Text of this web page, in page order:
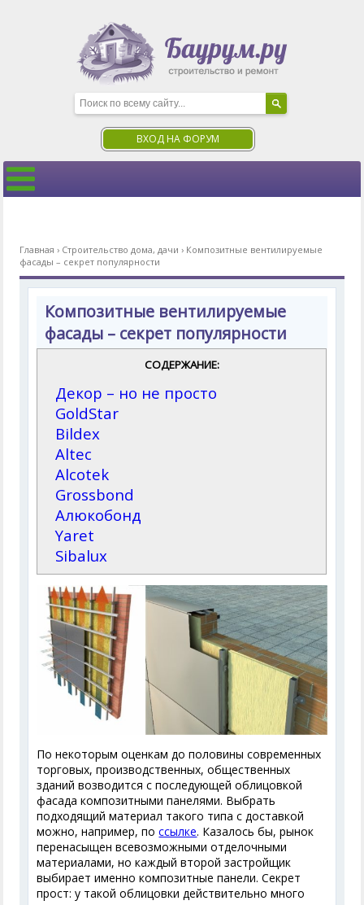
ВХОД НА ФОРУМ
Главная › Строительство дома, дачи › Композитные вентилируемые
фасады – секрет популярности
Композитные вентилируемые
фасады – секрет популярности
СОДЕРЖАНИЕ:
Декор – но не просто
GoldStar
Bildex
Altec
Alcotek
Grossbond
Алюкобонд
Yaret
Sibalux
По некоторым оценкам до половины современных
торговых, производственных, общественных
зданий возводится с последующей облицовкой
фасада композитными панелями. Выбрать
подходящий материал такого типа с доставкой
можно, например, поссылке. Казалось бы, рынок
перенасыщен всевозможными отделочными
материалами, но каждый второй застройщик
выбирает именно композитные панели. Секрет
прост: у такой облицовки действительно много